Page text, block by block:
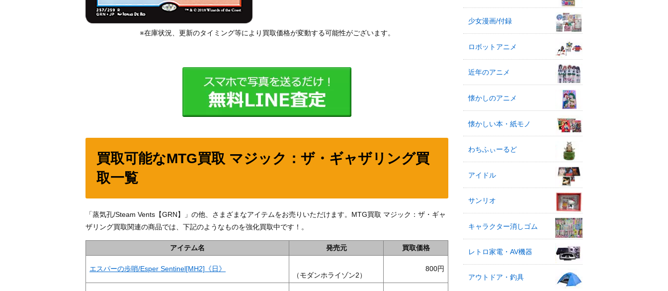
※在庫状況、更新のタイミング等により買取価格が変動する可能性がございます。
買取可能なMTG買取 マジック：ザ・ギャザリング買
取一覧
「蒸気孔/Steam Vents【GRN】」の他、さまざまなアイテムをお売りいただけます。MTG買取 マジック：ザ・ギャ
ザリング買取関連の商品では、下記のようなものを強化買取中です！。
アイテム名 発売元 買取価格
エスパーの歩哨/Esper Sentinel[MH2]《日》
（モダンホライゾン2）
800
少女漫画/付録
ロボットアニメ
近年のアニメ
懐かしのアニメ
懐かしい本・紙モノ
わちふぃーるど
アイドル
サンリオ
キャラクター消しゴム
レトロ家電・AV機器
アウトドア・釣具